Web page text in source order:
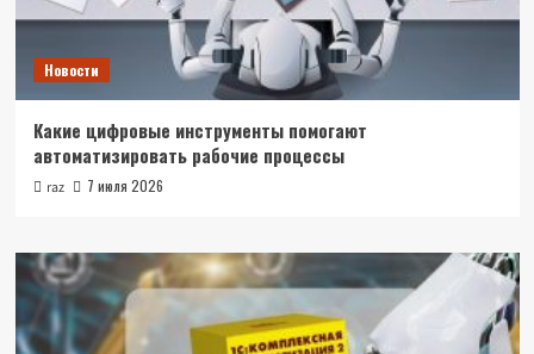
Новости
Какие цифровые инструменты помогают
автоматизировать рабочие процессы
raz 7 июля 2026